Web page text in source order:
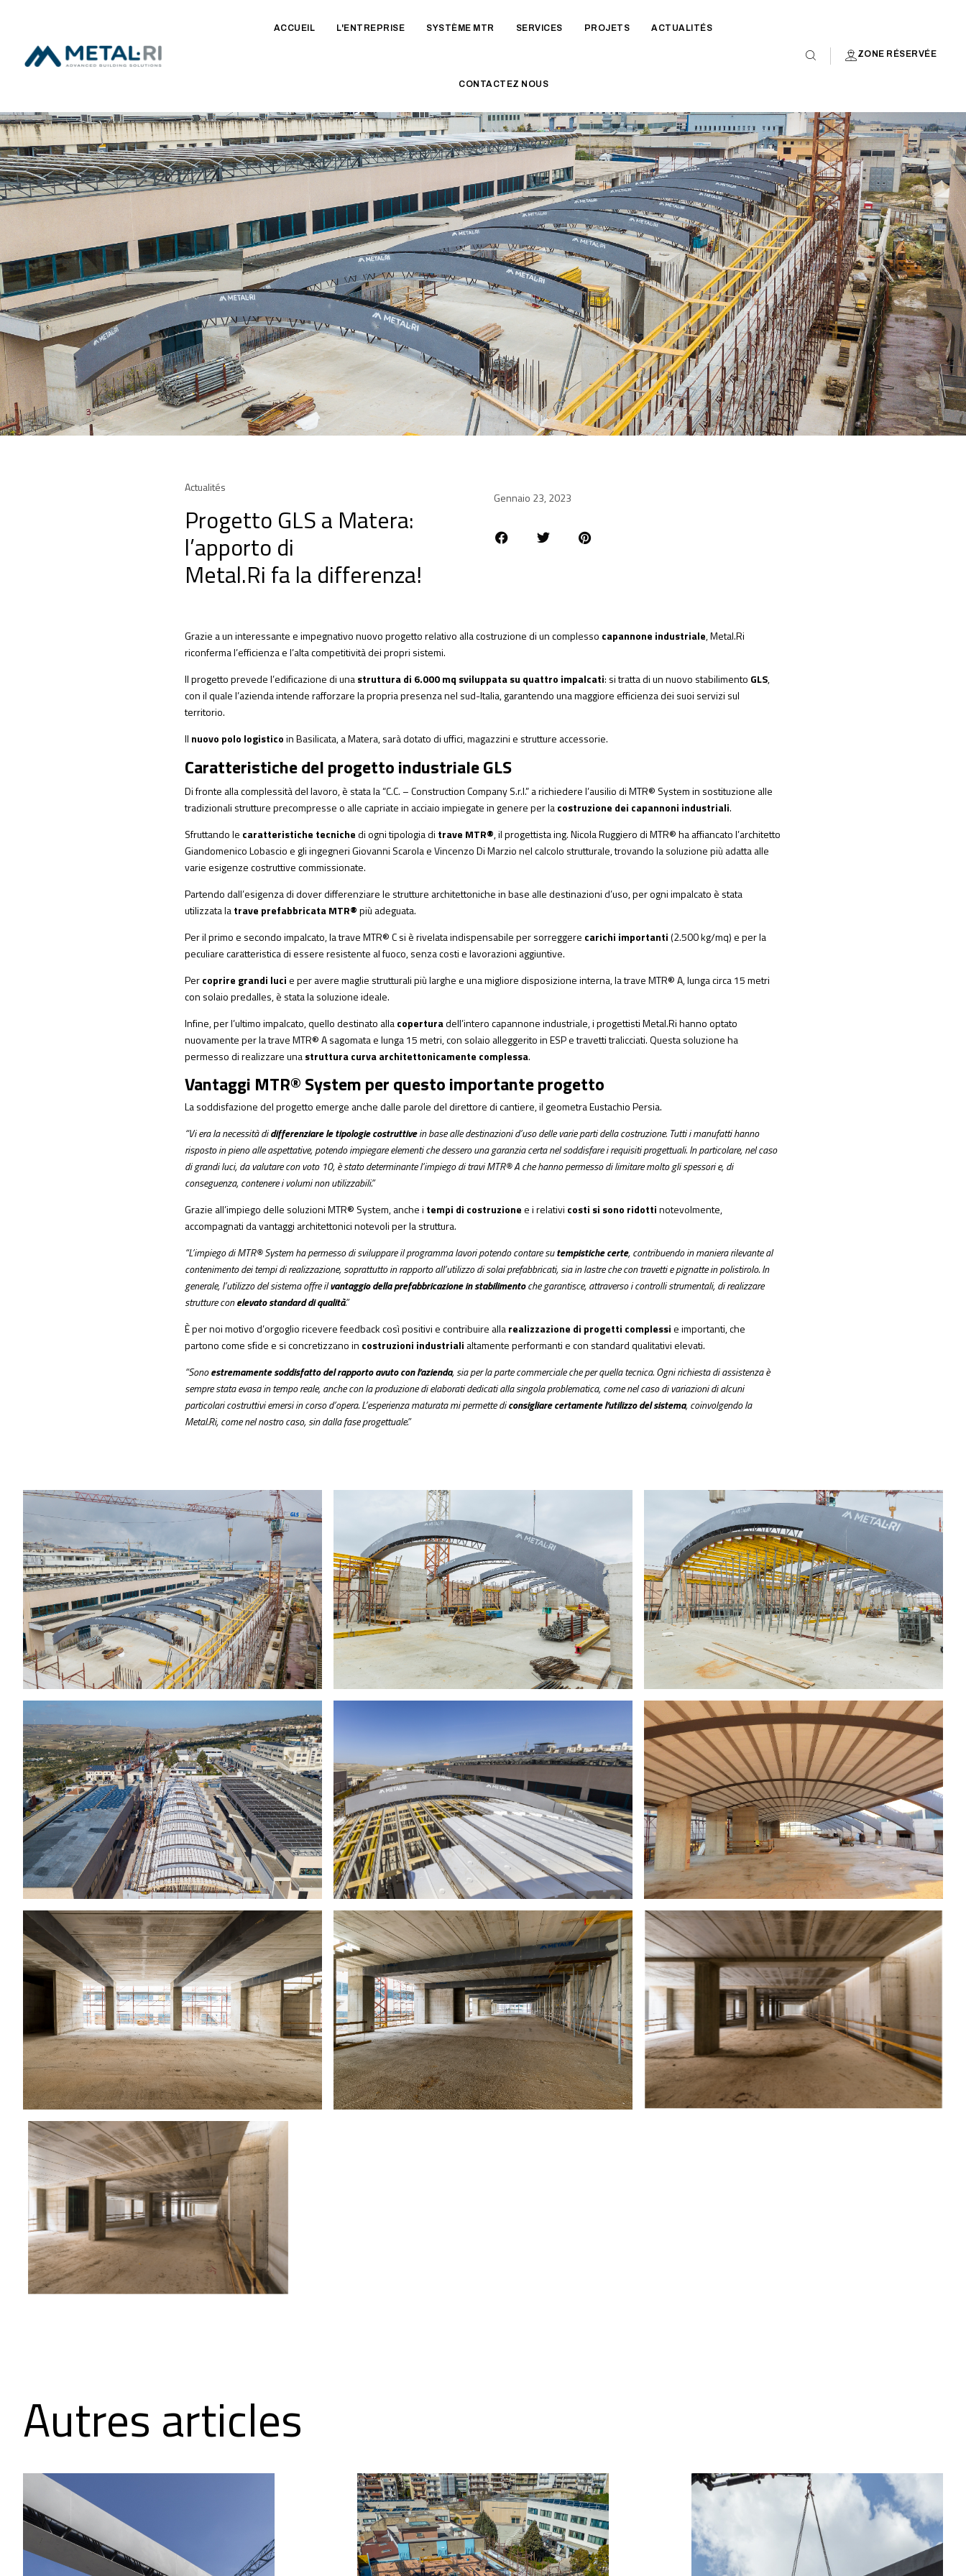
ACCUEIL L'ENTREPRISE SYSTÈME MTR SERVICES PROJETS ACTUALITÉS
CONTACTEZ NOUS
ZONE RÉSERVÉE
Actualités
Progetto GLS a Matera:
l’apporto di
Metal.Ri fa la differenza!
Gennaio 23, 2023
Grazie a un interessante e impegnativo nuovo progetto relativo alla costruzione di un complesso capannone industriale, Metal.Ri
riconferma l’efficienza e l’alta competitività dei propri sistemi.
Il progetto prevede l’edificazione di unastruttura di 6.000 mq sviluppata su quattro impalcati: si tratta di un nuovo stabilimento GLS,
con il quale l’azienda intende rafforzare la propria presenza nel sud-Italia, garantendo una maggiore efficienza dei suoi servizi sul
territorio.
Il nuovo polo logisticoin Basilicata, a Matera, sarà dotato di uffici, magazzini e strutture accessorie.
Caratteristiche del progetto industriale GLS
Di fronte alla complessità del lavoro, è stata la “C.C. – Construction Company S.r.l.” a richiedere l’ausilio diMTR® Systemin sostituzione alle
tradizionali strutture precompresse o alle capriate in acciaio impiegate in genere per lacostruzione dei capannoni industriali.
Sfruttando le caratteristiche tecnichedi ogni tipologia di trave MTR®, il progettista ing. Nicola Ruggiero di MTR® ha affiancato l’architetto
Giandomenico Lobascio e gli ingegneri Giovanni Scarola e Vincenzo Di Marzio nel calcolo strutturale, trovando la soluzione più adatta alle
varie esigenze costruttive commissionate.
Partendo dall’esigenza di dover differenziare le strutture architettoniche in base alle destinazioni d’uso, per ogni impalcato è stata
utilizzata latrave prefabbricata MTR®più adeguata.
Per il primo e secondo impalcato, latrave MTR® Csi è rivelata indispensabile per sorreggere carichi importanti(2.500 kg/mq) e per la
peculiare caratteristica di essere resistente al fuoco, senza costi e lavorazioni aggiuntive.
Percoprire grandi lucie per avere maglie strutturali più larghe e una migliore disposizione interna, latrave MTR® A, lunga circa 15 metri
con solaio predalles, è stata la soluzione ideale.
Infine, per l’ultimo impalcato, quello destinato allacoperturadell’intero capannone industriale, i progettisti Metal.Ri hanno optato
nuovamente per la trave MTR® A sagomata e lunga 15 metri, con solaio alleggerito in ESP e travetti tralicciati. Questa soluzione ha
permesso di realizzare unastruttura curva architettonicamente complessa.
Vantaggi MTR® System per questo importante progetto
La soddisfazione del progetto emerge anche dalle parole del direttore di cantiere, il geometra Eustachio Persia.
“Vi era la necessità didifferenziare le tipologie costruttivein base alle destinazioni d’uso delle varie parti della costruzione. Tutti i manufatti hanno
risposto in pieno alle aspettative, potendo impiegare elementi che dessero una garanzia certa nel soddisfare i requisiti progettuali. In particolare, nel caso
di grandi luci, da valutare con voto 10, è stato determinante l’impiego di travi MTR® A che hanno permesso di limitare molto gli spessori e, di
conseguenza, contenere i volumi non utilizzabili.”
Grazie all’impiego delle soluzioni MTR® System, anche i tempi di costruzionee i relativi costi si sono ridottinotevolmente,
accompagnati da vantaggi architettonici notevoli per la struttura.
“L’impiego di MTR® System ha permesso di sviluppare il programma lavori potendo contare sutempistiche certe, contribuendo in maniera rilevante al
contenimento dei tempi di realizzazione, soprattutto in rapporto all’utilizzo di solai prefabbricati, sia in lastre che con travetti e pignatte in polistirolo. In
generale, l’utilizzo del sistema offre ilvantaggio della prefabbricazione in stabilimentoche garantisce, attraverso i controlli strumentali, di realizzare
strutture conelevato standard di qualità.”
È per noi motivo d’orgoglio ricevere feedback così positivi e contribuire allarealizzazione di progetti complessie importanti, che
partono come sfide e si concretizzano in costruzioni industriali altamente performanti e con standard qualitativi elevati.
“Sonoestremamente soddisfatto del rapporto avuto con l’azienda, sia per la parte commerciale che per quella tecnica. Ogni richiesta di assistenza è
sempre stata evasa in tempo reale, anche con la produzione di elaborati dedicati alla singola problematica, come nel caso di variazioni di alcuni
particolari costruttivi emersi in corso d’opera. L’esperienza maturata mi permette diconsigliare certamente l’utilizzo del sistema, coinvolgendo la
Metal.Ri, come nel nostro caso, sin dalla fase progettuale.”
Autres articles